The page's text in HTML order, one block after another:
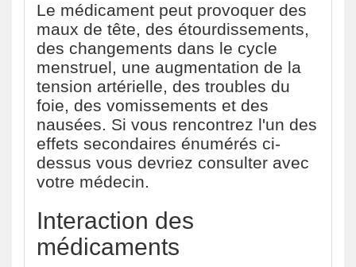
Le médicament peut provoquer des
maux de tête, des étourdissements,
des changements dans le cycle
menstruel, une augmentation de la
tension artérielle, des troubles du
foie, des vomissements et des
nausées. Si vous rencontrez l'un des
effets secondaires énumérés ci-
dessus vous devriez consulter avec
votre médecin.
Interaction des
médicaments